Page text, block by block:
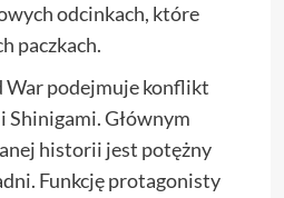
odcinkach, które
paczkach.
War podejmuje konflikt
Shinigami. Głównym
historii jest potężny
Funkcję protagonisty